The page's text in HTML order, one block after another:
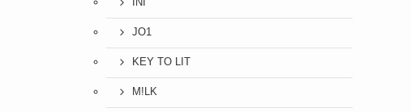
INI
JO1
KEY TO LIT
M!LK